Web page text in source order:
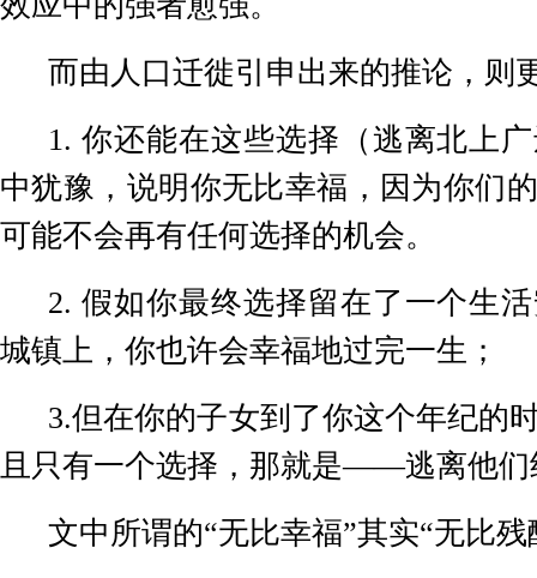
而由人口迁徙引申出来的推论，则
1. 你还能在这些选择（逃离北上
中犹豫，说明你无比幸福，因为你们
可能不会再有任何选择的机会。
2. 假如你最终选择留在了一个生
城镇上，你也许会幸福地过完一生；
3.但在你的子女到了你这个年纪的
且只有一个选择，那就是——逃离他们
文中所谓的“无比幸福”其实“无比残